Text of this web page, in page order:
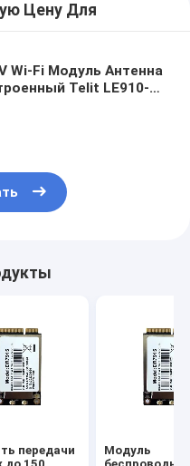
Цену Для
Wi-Fi Модуль Антенна
Telit LE910-
передачи
Модуль